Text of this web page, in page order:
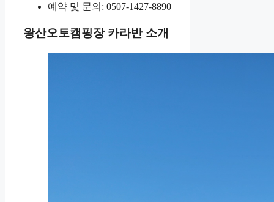
예약 및 문의: 0507-1427-8890
왕산오토캠핑장 카라반 소개